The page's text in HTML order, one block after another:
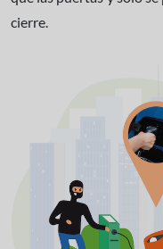
cierre.